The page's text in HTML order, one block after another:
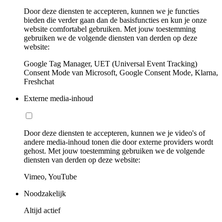
Door deze diensten te accepteren, kunnen we je functies
bieden die verder gaan dan de basisfuncties en kun je onze
website comfortabel gebruiken. Met jouw toestemming
gebruiken we de volgende diensten van derden op deze
website:
Google Tag Manager, UET (Universal Event Tracking)
Consent Mode van Microsoft, Google Consent Mode, Klarna,
Freshchat
Externe media-inhoud
Door deze diensten te accepteren, kunnen we je video's of
andere media-inhoud tonen die door externe providers wordt
gehost. Met jouw toestemming gebruiken we de volgende
diensten van derden op deze website:
Vimeo, YouTube
Noodzakelijk
Altijd actief